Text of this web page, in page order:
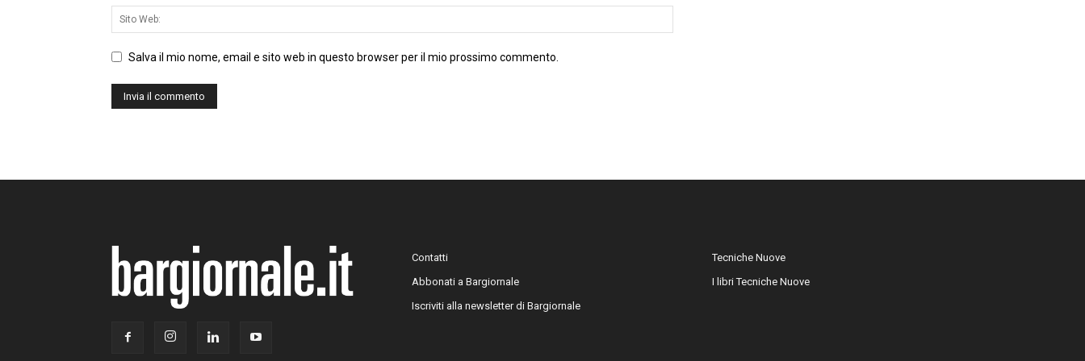
Salva il mio nome, email e sito web in questo browser per il mio prossimo commento.
Contatti
Abbonati a Bargiornale
Iscriviti alla newsletter di Bargiornale
Tecniche Nuove
I libri Tecniche Nuove